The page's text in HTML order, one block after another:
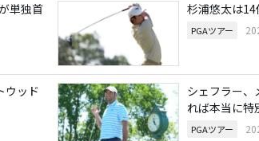
単独首
杉浦悠太は
PGAツアー
ウッド
シェフラー、
れば本当に特
PGAツアー